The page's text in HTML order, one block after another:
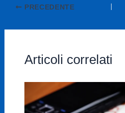
PRECEDENTE
Articoli correlati